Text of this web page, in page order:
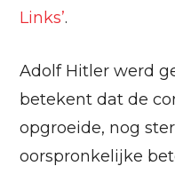
Links’.
Adolf Hitler werd
betekent dat de
opgroeide, nog
oorspronkelijke